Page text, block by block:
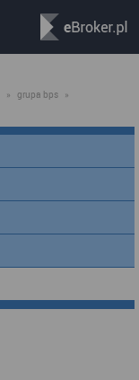
» grupa bps »